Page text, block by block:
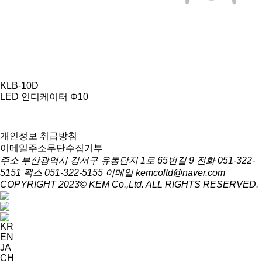
KLB-10D
LED 인디케이터 Φ10
개인정보 취급방침
이메일주소무단수집거부
주소 부산광역시 강서구 유통단지 1로 65번길 9 전화 051-322-
5151 팩스 051-322-5155 이메일 kemcoltd@naver.com
COPYRIGHT 2023© KEM Co.,Ltd. ALL RIGHTS RESERVED.
KR
EN
JA
CH